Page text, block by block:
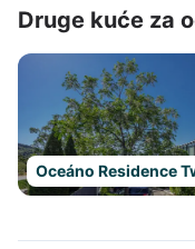
Druge kuće za
Oceáno Residence